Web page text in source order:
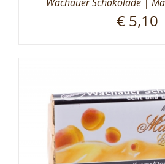
€ 5,10